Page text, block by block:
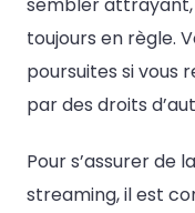
toujours en règle.
poursuites si vous
par des droits
Pour s’assurer de la
streaming, il est